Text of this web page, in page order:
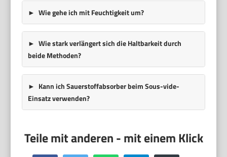
Wie gehe ich mit Feuchtigkeit um?
Wie stark verlängert sich die Haltbarkeit durch
beide Methoden?
Kann ich Sauerstoffabsorber beim Sous-vide-
Einsatz verwenden?